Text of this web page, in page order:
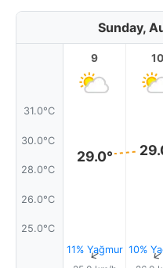
Sunday,
31.0°C
30.0°C
28.0°C
26.0°C
25.0°C
9
29.0°
11% Yağmur
↑
10
10%